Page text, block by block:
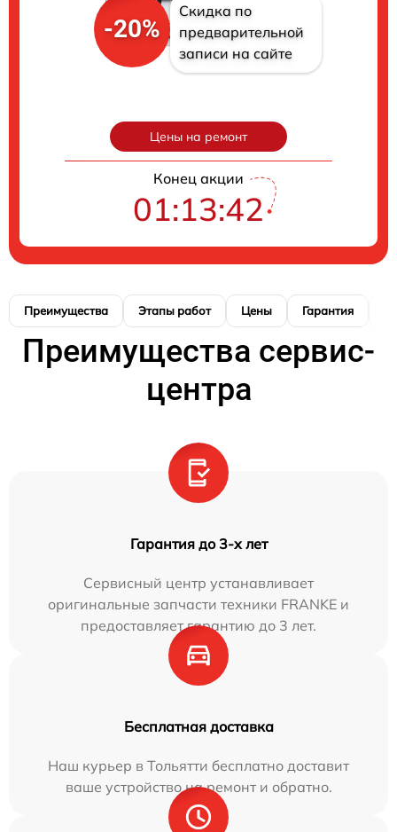
-20%
Скидка по
предварительной
записи на сайте
Цены на ремонт
Конец акции
01:13:41
Преимущества Этапы работ Цены Гарантия
Преимущества сервис-
центра
Гарантия до 3-х лет
Сервисный центр устанавливает
оригинальные запчасти техники FRANKE и
предоставляет гарантию до 3 лет.
Бесплатная доставка
Наш курьер в Тольятти бесплатно доставит
ваше устройство на ремонт и обратно.